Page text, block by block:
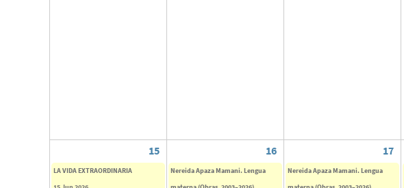
15 16 17
LA VIDA EXTRAORDINARIA
Nereida Apaza Mamani. Lengua
Nereida Apaza Mamani. Lengua